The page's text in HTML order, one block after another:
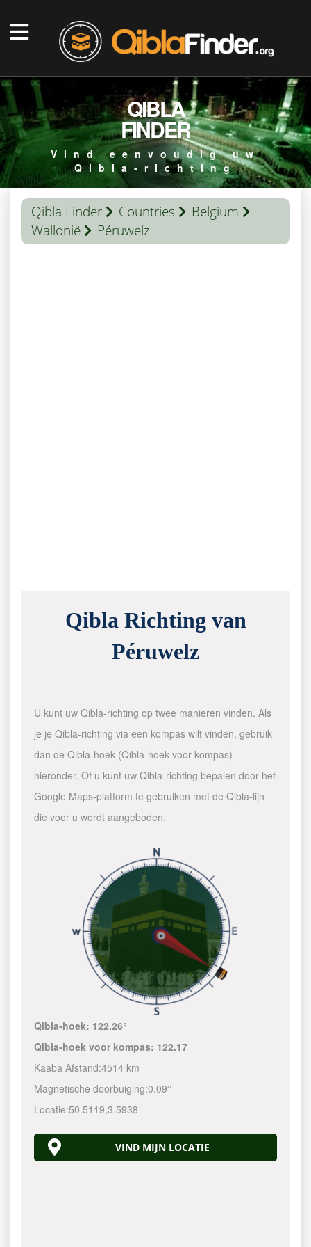
QIBLA
FINDER
Vind eenvoudig uw
Qibla-richting
Qibla Finder Countries
Belgium
Wallonië
Péruwelz
Qibla Richting van
Péruwelz
U kunt uw Qibla-richting op twee manieren vinden. Als
je je Qibla-richting via een kompas wilt vinden, gebruik
dan de Qibla-hoek (Qibla-hoek voor kompas)
hieronder. Of u kunt uw Qibla-richting bepalen door het
Google Maps-platform te gebruiken met de Qibla-lijn
die voor u wordt aangeboden.
Qibla-hoek: 122.26°
Qibla-hoek voor kompas: 122.17
Kaaba Afstand:4514 km
Magnetische doorbuiging:0.09°
Locatie:50.5119,3.5938
VIND MIJN LOCATIE